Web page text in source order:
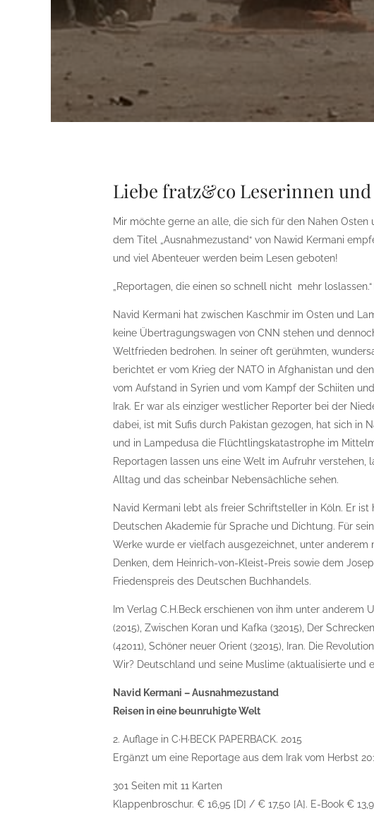
Liebe fratz&co Leserinnen und
Mir möchte gerne an alle, die sich für den Nahen
dem Titel „Ausnahmezustand“ von Nawid Kermani
und viel Abenteuer werden beim Lesen geboten!
„Reportagen, die einen so schnell nicht mehr
Navid Kermani hat zwischen Kaschmir im Osten und
keine Übertragungswagen von CNN stehen und
Weltfrieden bedrohen. In seiner oft gerühmten,
berichtet er vom Krieg der NATO in Afghanistan und
vom Aufstand in Syrien und vom Kampf der Schiiten
Irak. Er war als einziger westlicher Reporter bei der
dabei, ist mit Sufis durch Pakistan gezogen, hat sich in
und in Lampedusa die Flüchtlingskatastrophe im
Reportagen lassen uns eine Welt im Aufruhr
Alltag und das scheinbar Nebensächliche sehen.
Navid Kermani lebt als freier Schriftsteller in Köln. Er
Deutschen Akademie für Sprache und Dichtung. Für
Werke wurde er vielfach ausgezeichnet, unter
Denken, dem Heinrich-von-Kleist-Preis sowie dem
Friedenspreis des Deutschen Buchhandels.
Im Verlag C.H.Beck erschienen von ihm unter anderem
(2015), Zwischen Koran und Kafka (32015), Der
(42011), Schöner neuer Orient (32015), Iran. Die
Wir? Deutschland und seine Muslime (aktualisierte und
Navid Kermani – Ausnahmezustand
Reisen in eine beunruhigte Welt
2. Auflage in C·H·BECK PAPERBACK. 2015
Ergänzt um eine Reportage aus dem Irak vom Herbst
301 Seiten mit 11 Karten
Klappenbroschur. € 16,95 [D] / € 17,50 [A]. E-Book €